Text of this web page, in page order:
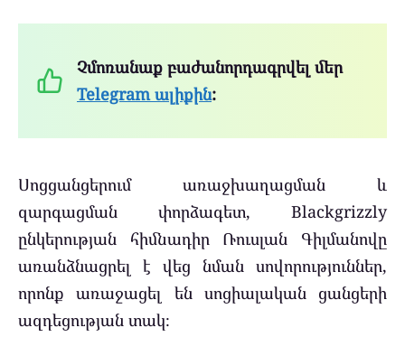
Չմոռանաք բաժանորդագրվել մեր
Telegram ալիքին:
Սոցցանցերում առաջխաղացման և
զարգացման փորձագետ, Blackgrizzly
ընկերության հիմնադիր Ռուսլան Գիլմանովը
առանձնացրել է վեց նման սովորություններ,
որոնք առաջացել են սոցիալական ցանցերի
ազդեցության տակ։